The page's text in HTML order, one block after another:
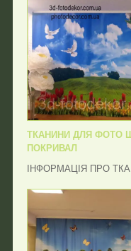
ТКАНИНИ ДЛЯ ФОТО
ПОКРИВАЛ
ІНФОРМАЦІЯ ПРО